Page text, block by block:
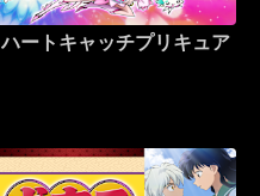
ハートキャッチプリキュア